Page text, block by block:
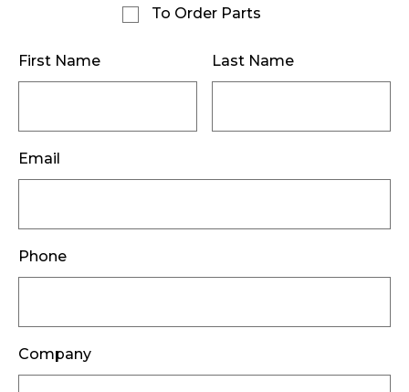
To Order Parts
First Name Last Name
Email
Phone
Company